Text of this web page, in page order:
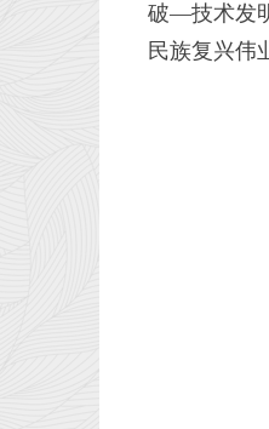
破—技术发
民族复兴伟